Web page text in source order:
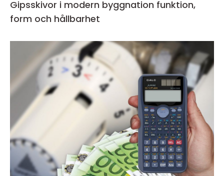
Gipsskivor i modern byggnation funktion,
form och hållbarhet